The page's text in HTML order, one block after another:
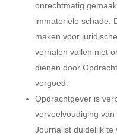
onrechtmatig
immateriële schade.
maken voor
verhalen vallen niet
dienen door
vergoed.
Opdrachtgever is
verveelvoudiging
Journalist duidelijk te